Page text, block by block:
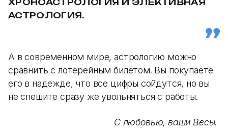
АСТРОЛОГИЯ.
А в современном мире, астрологию можно
сравнить с лотерейным билетом. Вы покупаете
его в надежде, что все цифры сойдутся, но вы
не спешите сразу же увольняться с работы.
С любовью, ваши Весы.